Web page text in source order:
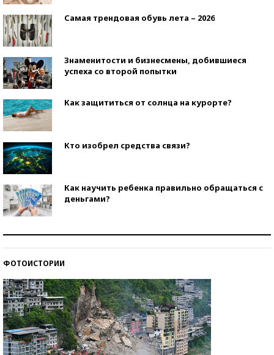
Самая трендовая обувь лета – 2026
Знаменитости и бизнесмены, добившиеся
успеха со второй попытки
Как защититься от солнца на курорте?
Кто изобрел средства связи?
Как научить ребенка правильно обращаться с
деньгами?
ФОТОИСТОРИИ